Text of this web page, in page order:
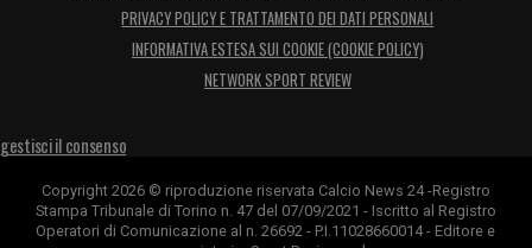
PRIVACY POLICY E TRATTAMENTO DEI DATI PERSONALI
INFORMATIVA ESTESA SUI COOKIE (COOKIE POLICY)
NETWORK SPORT REVIEW
gestisci il consenso
Copyright 2026 © riproduzione riservata Calcio News 24 -Registro
Stampa Tribunale di Torino n. 47 del 07/09/2021 - Iscritto al Registro
Operatori di Comunicazione al n. 26692 - P.I.11028660014 - Editore e